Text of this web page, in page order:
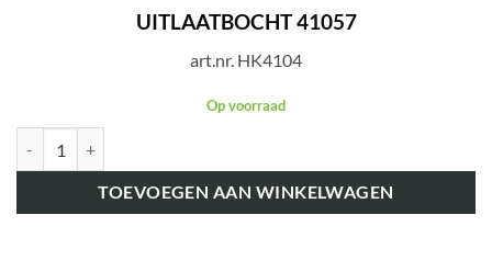
UITLAATBOCHT 41057
art.nr. HK4104
Op voorraad
TOEVOEGEN AAN WINKELWAGEN